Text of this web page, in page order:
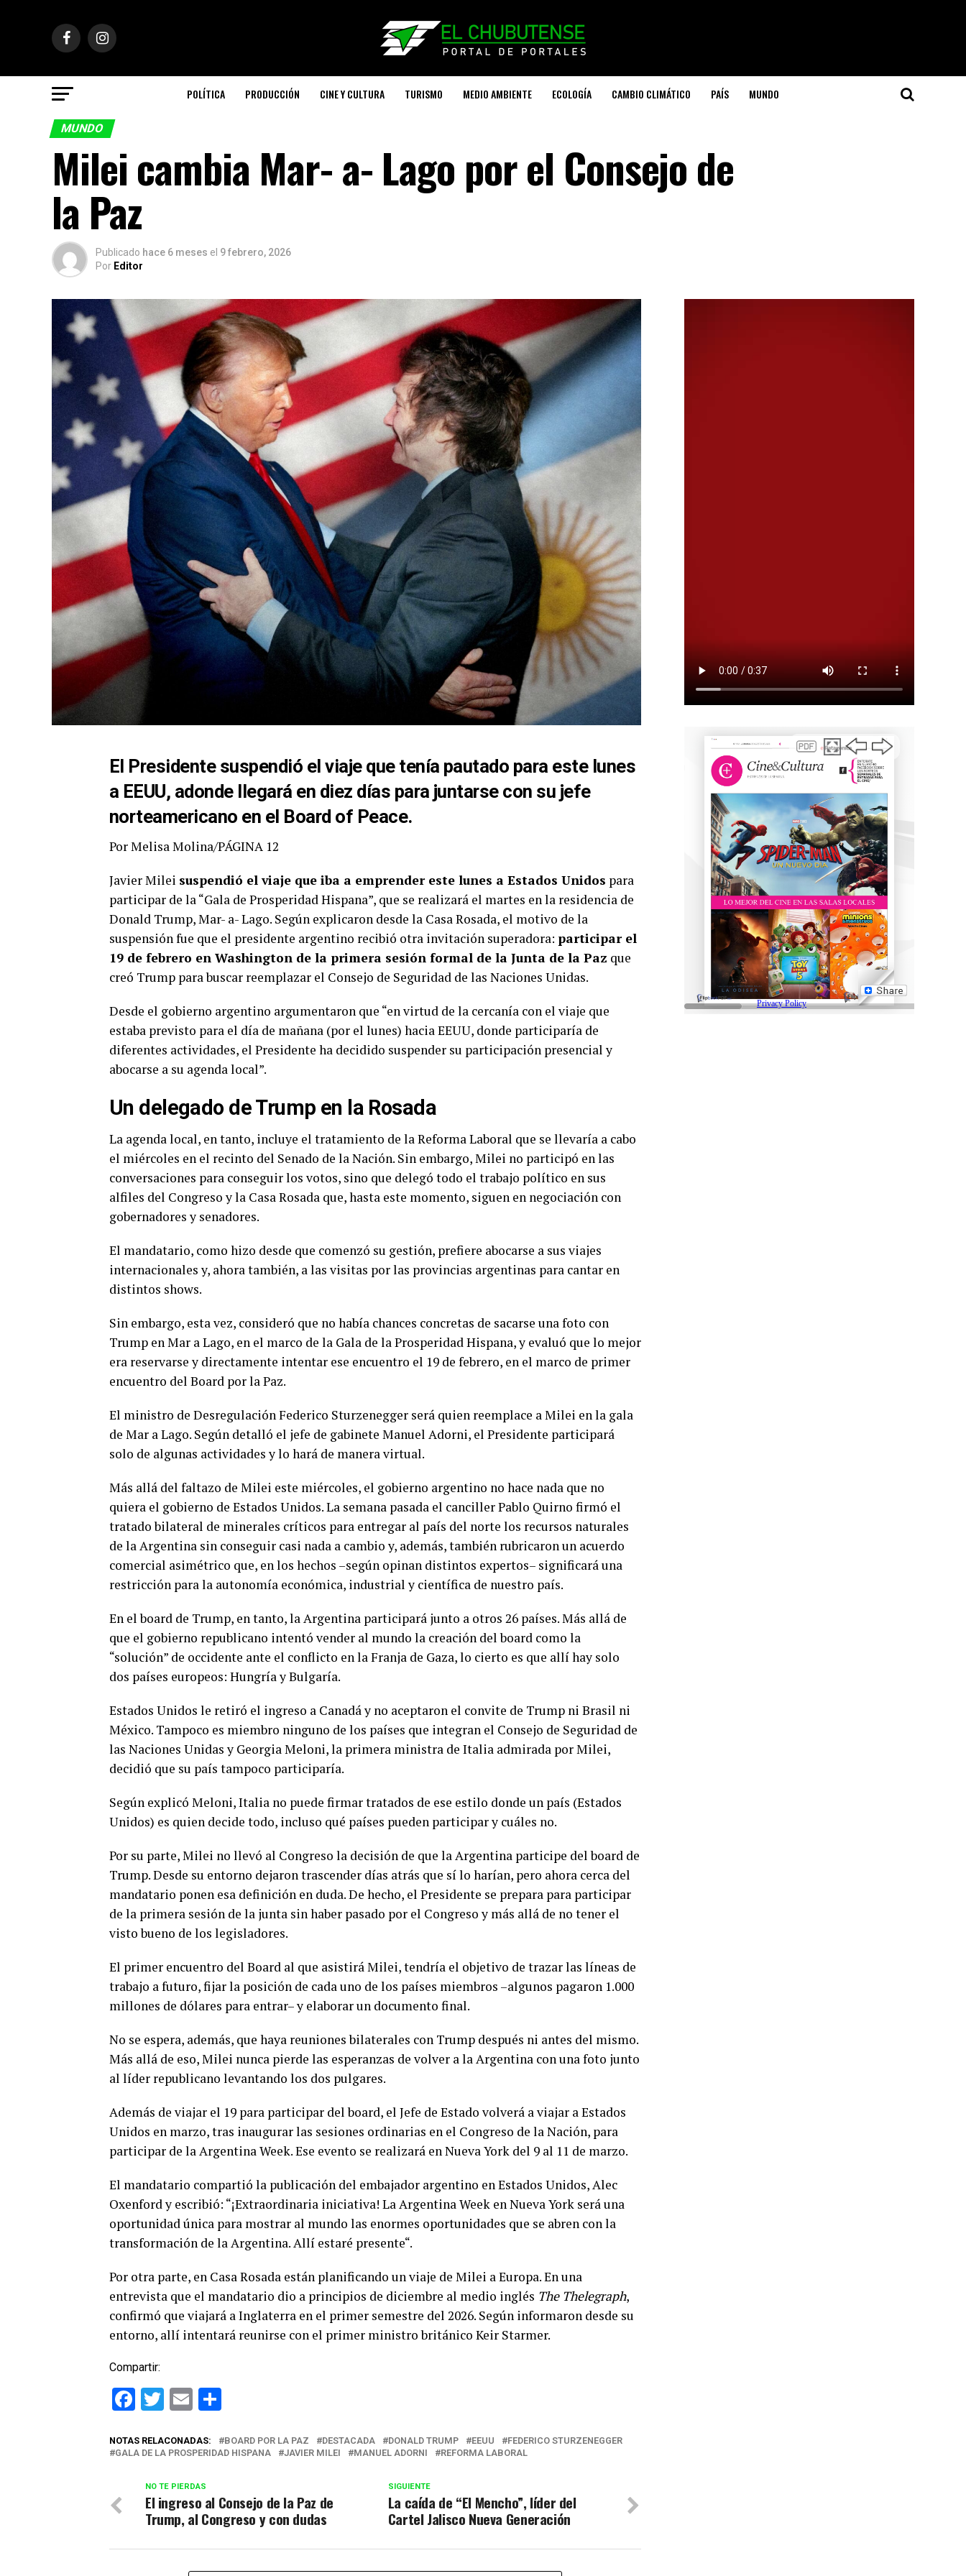
POLÍTICA PRODUCCIÓN CINE Y CULTURA TURISMO MEDIO AMBIENTE ECOLOGÍA CAMBIO CLIMÁTICO PAÍS MUNDO
MUNDO
Milei cambia Mar- a- Lago por el Consejo de
la Paz
Publicado hace 6 meses el 9 febrero, 2026
Por Editor
El Presidente suspendió el viaje que tenía pautado para este lunes
a EEUU, adonde llegará en diez días para juntarse con su jefe
norteamericano en el Board of Peace.
Por Melisa Molina/PÁGINA 12
Javier Milei suspendió el viaje que iba a emprender este lunes a Estados Unidos para
participar de la “Gala de Prosperidad Hispana”, que se realizará el martes en la residencia de
Donald Trump, Mar- a- Lago. Según explicaron desde la Casa Rosada, el motivo de la
suspensión fue que el presidente argentino recibió otra invitación superadora: participar el
19 de febrero en Washington de la primera sesión formal de la Junta de la Paz que
creó Trump para buscar reemplazar el Consejo de Seguridad de las Naciones Unidas.
Desde el gobierno argentino argumentaron que “en virtud de la cercanía con el viaje que
estaba previsto para el día de mañana (por el lunes) hacia EEUU, donde participaría de
diferentes actividades, el Presidente ha decidido suspender su participación presencial y
abocarse a su agenda local”.
Un delegado de Trump en la Rosada
La agenda local, en tanto, incluye el tratamiento de la Reforma Laboral que se llevaría a cabo
el miércoles en el recinto del Senado de la Nación. Sin embargo, Milei no participó en las
conversaciones para conseguir los votos, sino que delegó todo el trabajo político en sus
alfiles del Congreso y la Casa Rosada que, hasta este momento, siguen en negociación con
gobernadores y senadores.
El mandatario, como hizo desde que comenzó su gestión, prefiere abocarse a sus viajes
internacionales y, ahora también, a las visitas por las provincias argentinas para cantar en
distintos shows.
Sin embargo, esta vez, consideró que no había chances concretas de sacarse una foto con
Trump en Mar a Lago, en el marco de la Gala de la Prosperidad Hispana, y evaluó que lo mejor
era reservarse y directamente intentar ese encuentro el 19 de febrero, en el marco de primer
encuentro del Board por la Paz.
El ministro de Desregulación Federico Sturzenegger será quien reemplace a Milei en la gala
de Mar a Lago. Según detalló el jefe de gabinete Manuel Adorni, el Presidente participará
solo de algunas actividades y lo hará de manera virtual.
Más allá del faltazo de Milei este miércoles, el gobierno argentino no hace nada que no
quiera el gobierno de Estados Unidos. La semana pasada el canciller Pablo Quirno firmó el
tratado bilateral de minerales críticos para entregar al país del norte los recursos naturales
de la Argentina sin conseguir casi nada a cambio y, además, también rubricaron un acuerdo
comercial asimétrico que, en los hechos –según opinan distintos expertos– significará una
restricción para la autonomía económica, industrial y científica de nuestro país.
En el board de Trump, en tanto, la Argentina participará junto a otros 26 países. Más allá de
que el gobierno republicano intentó vender al mundo la creación del board como la
“solución” de occidente ante el conflicto en la Franja de Gaza, lo cierto es que allí hay solo
dos países europeos: Hungría y Bulgaría.
Estados Unidos le retiró el ingreso a Canadá y no aceptaron el convite de Trump ni Brasil ni
México. Tampoco es miembro ninguno de los países que integran el Consejo de Seguridad de
las Naciones Unidas y Georgia Meloni, la primera ministra de Italia admirada por Milei,
decidió que su país tampoco participaría.
Según explicó Meloni, Italia no puede firmar tratados de ese estilo donde un país (Estados
Unidos) es quien decide todo, incluso qué países pueden participar y cuáles no.
Por su parte, Milei no llevó al Congreso la decisión de que la Argentina participe del board de
Trump. Desde su entorno dejaron trascender días atrás que sí lo harían, pero ahora cerca del
mandatario ponen esa definición en duda. De hecho, el Presidente se prepara para participar
de la primera sesión de la junta sin haber pasado por el Congreso y más allá de no tener el
visto bueno de los legisladores.
El primer encuentro del Board al que asistirá Milei, tendría el objetivo de trazar las líneas de
trabajo a futuro, fijar la posición de cada uno de los países miembros –algunos pagaron 1.000
millones de dólares para entrar– y elaborar un documento final.
No se espera, además, que haya reuniones bilaterales con Trump después ni antes del mismo.
Más allá de eso, Milei nunca pierde las esperanzas de volver a la Argentina con una foto junto
al líder republicano levantando los dos pulgares.
Además de viajar el 19 para participar del board, el Jefe de Estado volverá a viajar a Estados
Unidos en marzo, tras inaugurar las sesiones ordinarias en el Congreso de la Nación, para
participar de la Argentina Week. Ese evento se realizará en Nueva York del 9 al 11 de marzo.
El mandatario compartió la publicación del embajador argentino en Estados Unidos, Alec
Oxenford y escribió: “¡Extraordinaria iniciativa! La Argentina Week en Nueva York será una
oportunidad única para mostrar al mundo las enormes oportunidades que se abren con la
transformación de la Argentina. Allí estaré presente“.
Por otra parte, en Casa Rosada están planificando un viaje de Milei a Europa. En una
entrevista que el mandatario dio a principios de diciembre al medio inglés The Thelegraph,
confirmó que viajará a Inglaterra en el primer semestre del 2026. Según informaron desde su
entorno, allí intentará reunirse con el primer ministro británico Keir Starmer.
Compartir:
Facebook
Twitter
Email
NOTAS RELACONADAS: BOARD POR LA PAZ DESTACADA DONALD TRUMP EEUU
FEDERICO STURZENEGGER
GALA DE LA PROSPERIDAD HISPANA
JAVIER MILEI MANUEL ADORNI REFORMA LABORAL
SIGUIENTE
La caída de “El Mencho”, líder del
Cartel Jalisco Nueva Generación
NO TE PIERDAS
El ingreso al Consejo de la Paz de
Trump, al Congreso y con dudas